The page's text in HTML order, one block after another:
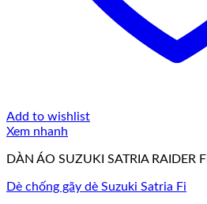
Add to wishlist
Xem nhanh
DÀN ÁO SUZUKI SATRIA RAIDER FI
Dè chống gãy dè Suzuki Satria Fi